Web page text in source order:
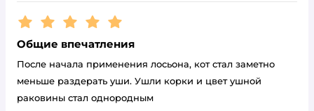
Рейтинг:5
Общие впечатления
После начала применения лосьона, кот стал заметно
меньше раздерать уши. Ушли корки и цвет ушной
раковины стал однородным